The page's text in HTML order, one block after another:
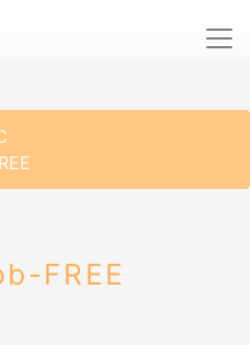
FREE